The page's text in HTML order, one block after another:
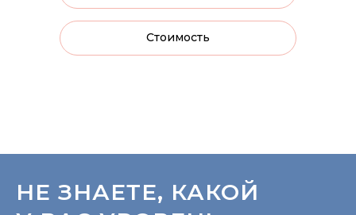
Стоимость
НЕ ЗНАЕТЕ, КАКОЙ